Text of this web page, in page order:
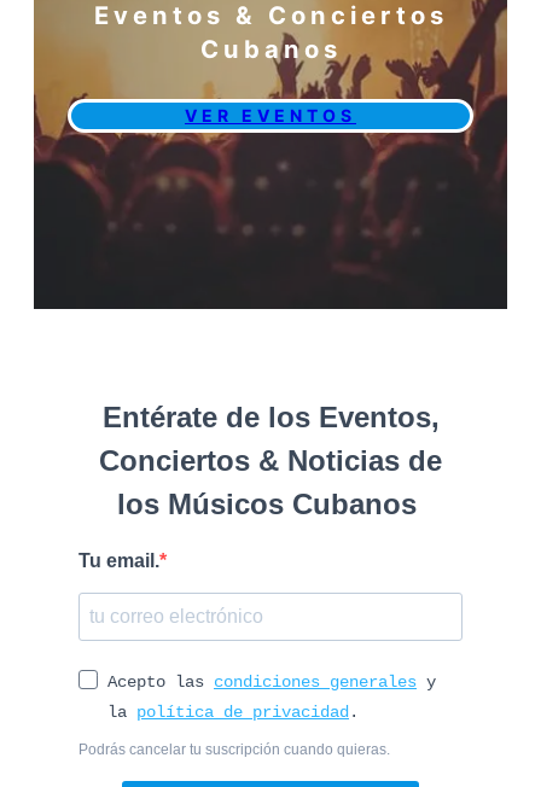
Eventos & Conciertos
Cubanos
VER EVENTOS
Entérate de los Eventos,
Conciertos & Noticias de
los Músicos Cubanos
Tu email.
Acepto las condiciones generales y
la política de privacidad .
Podrás cancelar tu suscripción cuando quieras.